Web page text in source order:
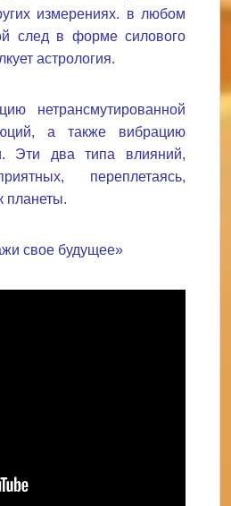
измерениях. в любом
след в форме силового
астрология.
нетрансмутированной
а также вибрацию
Эти два типа влияний,
переплетаясь,
планеты.
свое будущее»